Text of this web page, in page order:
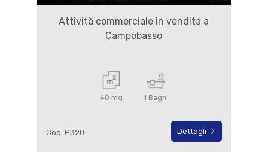
Attività commerciale in vendita a
Campobasso
40 mq 1 Bagni
Cod. P320 Dettagli